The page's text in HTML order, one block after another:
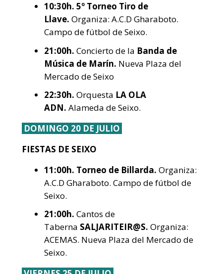
10:30h. 5º Torneo Tiro de
Llave. Organiza: A.C.D Gharaboto.
Campo de fútbol de Seixo.
21:00h. Concierto de la Banda de
Música de Marín. Nueva Plaza del
Mercado de Seixo
22:30h. Orquesta LA OLA
ADN. Alameda de Seixo.
DOMINGO 20 DE JULIO
FIESTAS DE SEIXO
11:00h. Torneo de Billarda. Organiza:
A.C.D Gharaboto. Campo de fútbol de
Seixo.
21:00h. Cantos de
Taberna SALJARITEIR@S. Organiza:
ACEMAS. Nueva Plaza del Mercado de
Seixo.